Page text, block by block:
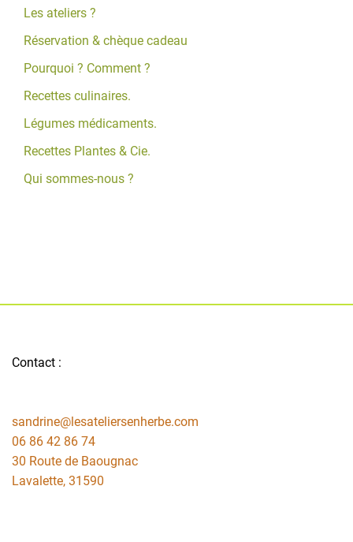
Les ateliers ?
Réservation & chèque cadeau
Pourquoi ? Comment ?
Recettes culinaires.
Légumes médicaments.
Recettes Plantes & Cie.
Qui sommes-nous ?
Contact :
sandrine@lesateliersenherbe.com
06 86 42 86 74
30 Route de Baougnac
Lavalette, 31590